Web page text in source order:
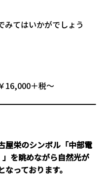
みてはいかがでしょう
16,000＋税～
屋栄のシンボル「中部電
を眺めながら自然光が
っております。